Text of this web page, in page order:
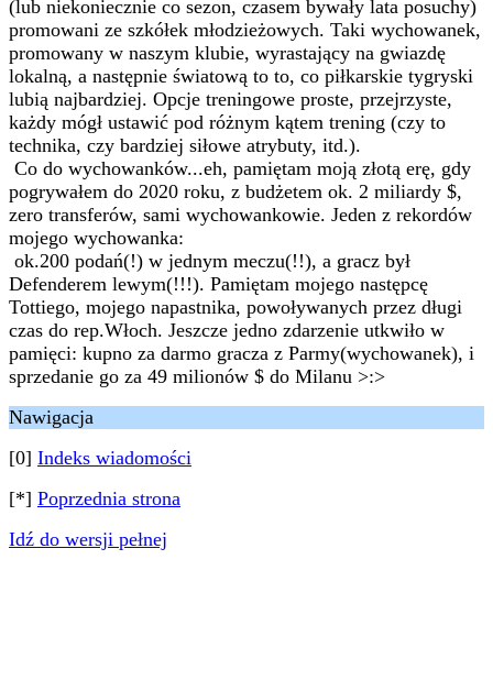
(lub niekoniecznie co sezon, czasem bywały lata posuchy)
promowani ze szkółek młodzieżowych. Taki wychowanek,
promowany w naszym klubie, wyrastający na gwiazdę
lokalną, a następnie światową to to, co piłkarskie tygryski
lubią najbardziej. Opcje treningowe proste, przejrzyste,
każdy mógł ustawić pod różnym kątem trening (czy to
technika, czy bardziej siłowe atrybuty, itd.).
Co do wychowanków...eh, pamiętam moją złotą erę, gdy
pogrywałem do 2020 roku, z budżetem ok. 2 miliardy $,
zero transferów, sami wychowankowie. Jeden z rekordów
mojego wychowanka:
ok.200 podań(!) w jednym meczu(!!), a gracz był
Defenderem lewym(!!!). Pamiętam mojego następcę
Tottiego, mojego napastnika, powoływanych przez długi
czas do rep.Włoch. Jeszcze jedno zdarzenie utkwiło w
pamięci: kupno za darmo gracza z Parmy(wychowanek), i
sprzedanie go za 49 milionów $ do Milanu >:>
Nawigacja
[0] Indeks wiadomości
[*] Poprzednia strona
Idź do wersji pełnej